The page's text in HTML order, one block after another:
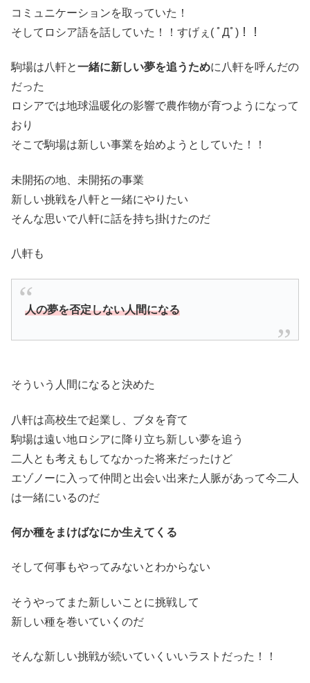
コミュニケーションを取っていた！
そしてロシア語を話していた！！すげぇ( ﾟДﾟ)！！
駒場は八軒と一緒に新しい夢を追うために八軒を呼んだの
だった
ロシアでは地球温暖化の影響で農作物が育つようになって
おり
そこで駒場は新しい事業を始めようとしていた！！
未開拓の地、未開拓の事業
新しい挑戦を八軒と一緒にやりたい
そんな思いで八軒に話を持ち掛けたのだ
八軒も
人の夢を否定しない人間になる
そういう人間になると決めた
八軒は高校生で起業し、ブタを育て
駒場は遠い地ロシアに降り立ち新しい夢を追う
二人とも考えもしてなかった将来だったけど
エゾノーに入って仲間と出会い出来た人脈があって今二人
は一緒にいるのだ
何か種をまけばなにか生えてくる
そして何事もやってみないとわからない
そうやってまた新しいことに挑戦して
新しい種を巻いていくのだ
そんな新しい挑戦が続いていくいいラストだった！！